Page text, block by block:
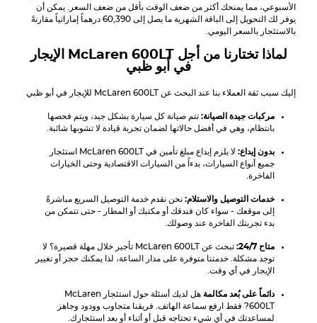
الأسبوعي، مما يمنحك أكثر من ضعف الوقت بأقل من ضعف السعر. يمكن أن
يوفر لك التحويل إلى الباقة الشهرية ما يصل إلى 60,390 درهماً إماراتياً مقارنةً
بالاستئجار بالسعر اليومي.
لماذا تختارنا من أجلMcLaren 600LT
الإيجار
في أبو ظبي
إليك سبب ثقة العملاء بنا عند البحث عن McLaren 600LT للإيجار في أبو ظبي
مركبات جيدة الصيانة: تتم صيانة كل سيارة بشكل جيد، ويتم فحصها
بانتظام، وهي في أفضل حالاتها لضمان تجربة قيادة لا تشوبها شائبة.
بدون إيداع: لا يلزم إيداع مبلغ تأمين في McLaren 600LT
استئجار
جميع أنواع السيارات، بدءاً من السيارات الاقتصادية وحتى الخيارات
الفاخرة.
خدمات التوصيل والاستلام: نحن نقدم خدمة التوصيل السريع مباشرةً
إلى موقعك - سواء كان فندقك أو مكتبك أو المطار - حتى تتمكن من
بدء تجربتك الفاخرة عند وصولك.
متاح 24/7: تبحث عن McLaren 600LT تأجير خلال مهلة قصيرة؟ لا
توجد مشكلة. خدمتنا متوفرة على مدار الساعة، لذا يمكنك حجز أو تغيير
الإيجار في أي وقت.
دائماً على بُعد مكالمة هل لديك أسئلة حول استئجار McLaren
600LT? فقط ارفع سماعة الهاتف. فريقنا متجاوب وودود وجاهز
لمساعدتك في أي شيء تحتاجه قبل أو أثناء أو بعد استئجارك.